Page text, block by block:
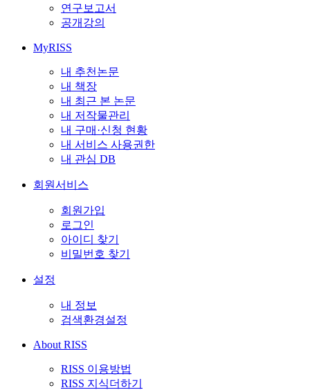
연구보고서
공개강의
MyRISS
내 추천논문
내 책장
내 최근 본 논문
내 저작물관리
내 구매·신청 현황
내 서비스 사용권한
내 관심 DB
회원서비스
회원가입
로그인
아이디 찾기
비밀번호 찾기
설정
내 정보
검색환경설정
About RISS
RISS 이용방법
RISS 지식더하기